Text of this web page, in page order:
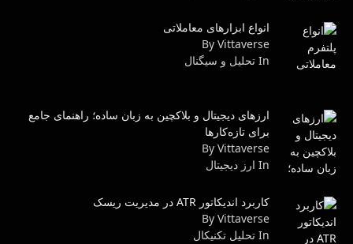
انواع ابزارهای معاملاتی
By Vittaverse
In تحلیل و سیگنال
ارزهای دیجیتال و بلاکچین به زبان ساده؛ راهنمای جامع
برای تازه‌کارها
By Vittaverse
In ارز دیجیتال
کاربرد اندیکاتور ATR در مدیریت ریسک
By Vittaverse
In تحليل تكنيكال